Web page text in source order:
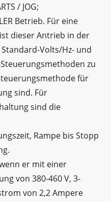
/ JOG;
Betrieb. Für eine
dieser Antrieb in der
Volts/Hz- und
zu
für
sind. Für
sind die
Rampe bis Stopp
er mit einer
von 380-460 V, 3-
von 2,2 Ampere